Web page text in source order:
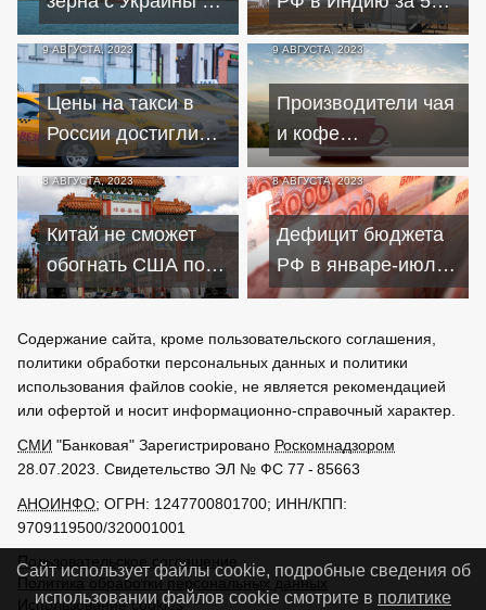
июле сократились
почти вдвое
месяцев 2023 года
вырос в 11 раз
9 АВГУСТА, 2023
Цены на такси в
России достигли
своего максимума
за последние
десять лет
9 АВГУСТА, 2023
Производители чая
и кофе
предупредили
россиян о
повышении цен с
сентября
8 АВГУСТА, 2023
Китай не сможет
обогнать США по
ВВП из-за старения
Group
8 АВГУСТА, 2023
Дефицит бюджета
РФ в январе-июле
составил 2,81 трлн
Содержание сайта, кроме пользовательского соглашения,
политики обработки персональных данных и политики
использования файлов cookie, не является рекомендацией
или офертой и носит информационно-справочный характер.
СМИ "Банковая" Зарегистрировано Роскомнадзором
28.07.2023. Свидетельство ЭЛ № ФС 77 - 85663
АНОИНФО; ОГРН: 1247700801700; ИНН/КПП:
9709119500/320001001
Пользовательское соглашение
Политика обработки персональных данных
Использование cookies
Сайт использует файлы cookie, подробные сведения об
использовании файлов cookie смотрите в политике